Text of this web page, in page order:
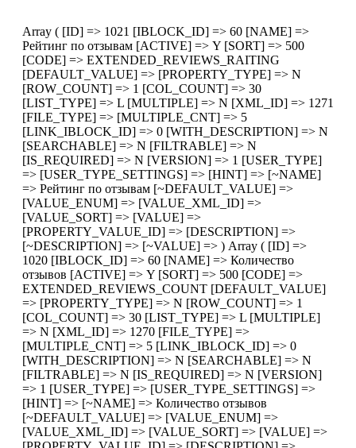
Array ( [ID] => 1021 [IBLOCK_ID] => 60 [NAME] =>
Рейтинг по отзывам [ACTIVE] => Y [SORT] => 500
[CODE] => EXTENDED_REVIEWS_RAITING
[DEFAULT_VALUE] => [PROPERTY_TYPE] => N
[ROW_COUNT] => 1 [COL_COUNT] => 30
[LIST_TYPE] => L [MULTIPLE] => N [XML_ID] => 1271
[FILE_TYPE] => [MULTIPLE_CNT] => 5
[LINK_IBLOCK_ID] => 0 [WITH_DESCRIPTION] => N
[SEARCHABLE] => N [FILTRABLE] => N
[IS_REQUIRED] => N [VERSION] => 1 [USER_TYPE]
=> [USER_TYPE_SETTINGS] => [HINT] => [~NAME]
=> Рейтинг по отзывам [~DEFAULT_VALUE] =>
[VALUE_ENUM] => [VALUE_XML_ID] =>
[VALUE_SORT] => [VALUE] =>
[PROPERTY_VALUE_ID] => [DESCRIPTION] =>
[~DESCRIPTION] => [~VALUE] => ) Array ( [ID] =>
1020 [IBLOCK_ID] => 60 [NAME] => Количество
отзывов [ACTIVE] => Y [SORT] => 500 [CODE] =>
EXTENDED_REVIEWS_COUNT [DEFAULT_VALUE]
=> [PROPERTY_TYPE] => N [ROW_COUNT] => 1
[COL_COUNT] => 30 [LIST_TYPE] => L [MULTIPLE]
=> N [XML_ID] => 1270 [FILE_TYPE] =>
[MULTIPLE_CNT] => 5 [LINK_IBLOCK_ID] => 0
[WITH_DESCRIPTION] => N [SEARCHABLE] => N
[FILTRABLE] => N [IS_REQUIRED] => N [VERSION]
=> 1 [USER_TYPE] => [USER_TYPE_SETTINGS] =>
[HINT] => [~NAME] => Количество отзывов
[~DEFAULT_VALUE] => [VALUE_ENUM] =>
[VALUE_XML_ID] => [VALUE_SORT] => [VALUE] =>